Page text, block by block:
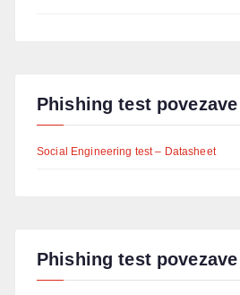
Phishing test povezave
Social Engineering test – Datasheet
Phishing test povezave